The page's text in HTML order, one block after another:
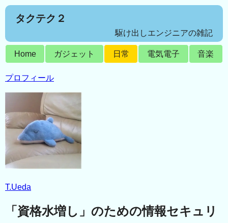
タクテク２
駆け出しエンジニアの雑記
Home ガジェット 日常 電気電子 音楽
プロフィール
T.Ueda
「資格水増し」のための情報セキュリ